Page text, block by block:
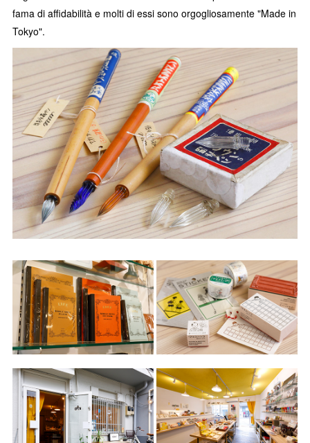
fama di affidabilità e molti di essi sono orgogliosamente "Made in
Tokyo".